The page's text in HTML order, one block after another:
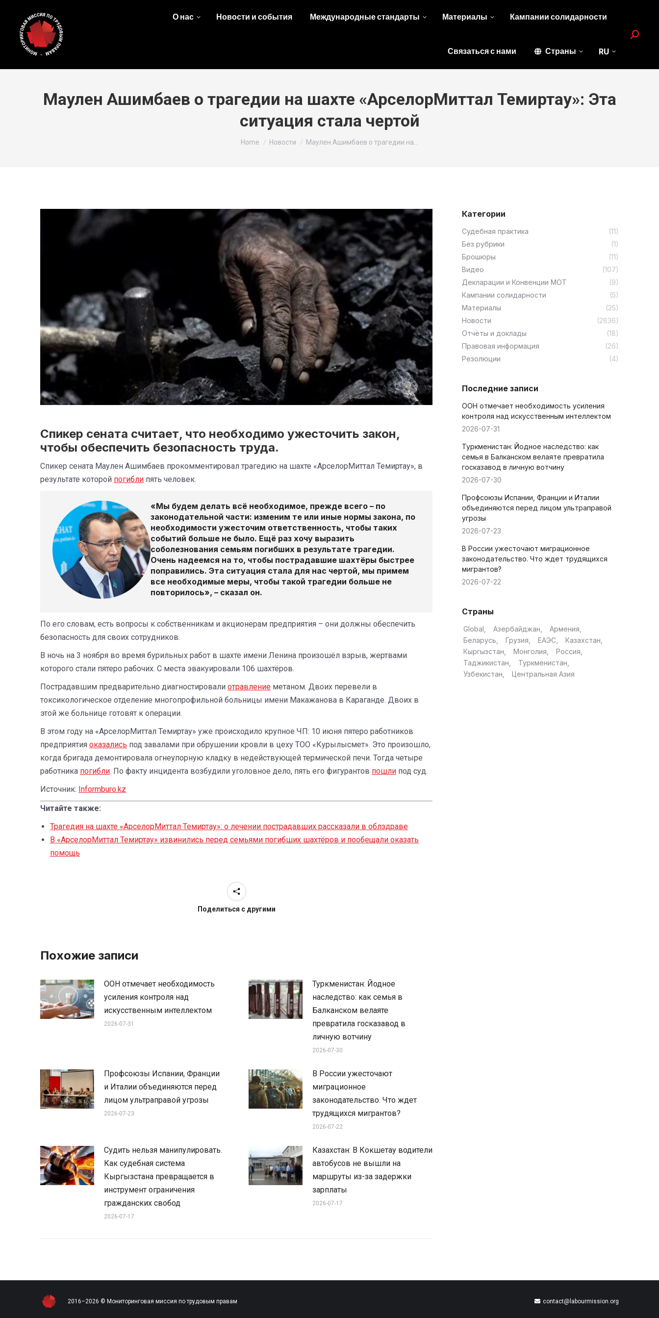
О нас Новости и события Международные стандарты Материалы Кампании солидарности
Связаться с нами Страны RU
Search:
Маулен Ашимбаев о трагедии на шахте «АрселорМиттал Темиртау»: Эта
ситуация стала чертой
You are here:
Home Новости Маулен Ашимбаев о трагедии на…
Спикер сената считает, что необходимо ужесточить закон,
чтобы обеспечить безопасность труда.
Спикер сената Маулен Ашимбаев прокомментировал трагедию на шахте «АрселорМиттал Темиртау», в
результате которой погибли пять человек.
«Мы будем делать всё необходимое, прежде всего – по
законодательной части: изменим те или иные нормы закона, по
необходимости ужесточим ответственность, чтобы таких
событий больше не было. Ещё раз хочу выразить
соболезнования семьям погибших в результате трагедии.
Очень надеемся на то, чтобы пострадавшие шахтёры быстрее
поправились. Эта ситуация стала для нас чертой, мы примем
все необходимые меры, чтобы такой трагедии больше не
повторилось», – сказал он.
По его словам, есть вопросы к собственникам и акционерам предприятия – они должны обеспечить
безопасность для своих сотрудников.
В ночь на 3 ноября во время бурильных работ в шахте имени Ленина произошёл взрыв, жертвами
которого стали пятеро рабочих. С места эвакуировали 106 шахтёров.
Пострадавшим предварительно диагностировали отравление метаном. Двоих перевели в
токсикологическое отделение многопрофильной больницы имени Макажанова в Караганде. Двоих в
этой же больнице готовят к операции.
В этом году на «АрселорМиттал Темиртау» уже происходило крупное ЧП: 10 июня пятеро работников
предприятия оказались под завалами при обрушении кровли в цеху ТОО «Курылысмет». Это произошло,
когда бригада демонтировала огнеупорную кладку в недействующей термической печи. Тогда четыре
работника погибли. По факту инцидента возбудили уголовное дело, пять его фигурантов пошли под суд.
Источник: Informburo.kz
Читайте также:
Трагедия на шахте «АрселорМиттал Темиртау»: о лечении пострадавших рассказали в облздраве
В «АрселорМиттал Темиртау» извинились перед семьями погибших шахтёров и пообещали оказать
помощь
Поделиться с другими
Похожие записи
ООН отмечает необходимость
усиления контроля над
искусственным интеллектом
2026-07-31
Туркменистан: Йодное
наследство: как семья в
Балканском велаяте
превратила госказавод в
личную вотчину
2026-07-30
Профсоюзы Испании, Франции
и Италии объединяются перед
лицом ультраправой угрозы
2026-07-23
В России ужесточают
миграционное
законодательство. Что ждет
трудящихся мигрантов?
2026-07-22
Судить нельзя манипулировать.
Как судебная система
Кыргызстана превращается в
инструмент ограничения
гражданских свобод
2026-07-17
Казахстан: В Кокшетау водители
автобусов не вышли на
маршруты из-за задержки
зарплаты
2026-07-17
Категории
Cудебная практика
(11)
Без рубрики
(1)
Брошюры
(11)
Видео
(107)
Декларации и Конвенции МОТ
(9)
Кампании солидарности
(5)
Материалы
(25)
Новости
(2836)
Отчёты и доклады
(18)
Правовая информация
(26)
Резолюции
(4)
Последние записи
ООН отмечает необходимость усиления
контроля над искусственным интеллектом
2026-07-31
Туркменистан: Йодное наследство: как
семья в Балканском велаяте превратила
госказавод в личную вотчину
2026-07-30
Профсоюзы Испании, Франции и Италии
объединяются перед лицом ультраправой
угрозы
2026-07-23
В России ужесточают миграционное
законодательство. Что ждет трудящихся
мигрантов?
2026-07-22
Страны
Global Азербайджан
Армения
Беларусь
Грузия ЕАЭС
Казахстан
Кыргызстан
Монголия
Россия
Таджикистан
Туркменистан
Узбекистан
Центральная Азия
2016–2026 © Мониторинговая миссия по трудовым правам contact@labourmission.org